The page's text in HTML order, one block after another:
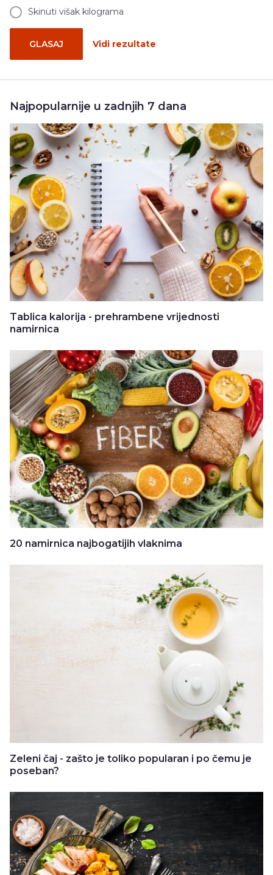
Skinuti višak kilograma
GLASAJ Vidi rezultate
Najpopularnije u zadnjih 7 dana
Tablica kalorija - prehrambene vrijednosti
namirnica
20 namirnica najbogatijih vlaknima
Zeleni čaj - zašto je toliko popularan i po čemu je
poseban?